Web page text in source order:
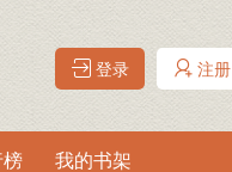
登录 注册
我的书架